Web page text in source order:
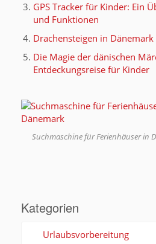
GPS Tracker für Kinder: Ein
und Funktionen
Drachensteigen in Dänemark
Die Magie der dänischen
Entdeckungsreise für Kinder
Suchmaschine für Ferienhäuser in
Kategorien
Urlaubsvorbereitung